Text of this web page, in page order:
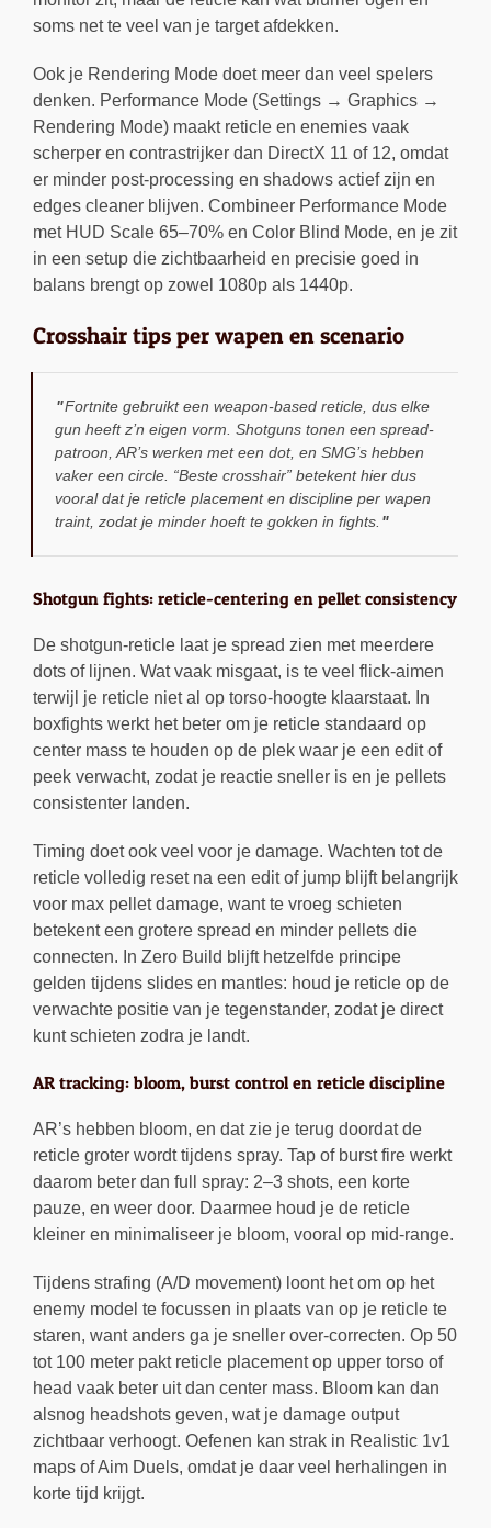
soms net te veel van je target afdekken.
Ook je Rendering Mode doet meer dan veel spelers
denken. Performance Mode (Settings → Graphics →
Rendering Mode) maakt reticle en enemies vaak
scherper en contrastrijker dan DirectX 11 of 12, omdat
er minder post-processing en shadows actief zijn en
edges cleaner blijven. Combineer Performance Mode
met HUD Scale 65–70% en Color Blind Mode, en je zit
in een setup die zichtbaarheid en precisie goed in
balans brengt op zowel 1080p als 1440p.
Crosshair tips per wapen en scenario
Fortnite gebruikt een weapon-based reticle, dus elke
gun heeft z’n eigen vorm. Shotguns tonen een spread-
patroon, AR’s werken met een dot, en SMG’s hebben
vaker een circle. “Beste crosshair” betekent hier dus
vooral dat je reticle placement en discipline per wapen
traint, zodat je minder hoeft te gokken in fights.
Shotgun fights: reticle-centering en pellet consistency
De shotgun-reticle laat je spread zien met meerdere
dots of lijnen. Wat vaak misgaat, is te veel flick-aimen
terwijl je reticle niet al op torso-hoogte klaarstaat. In
boxfights werkt het beter om je reticle standaard op
center mass te houden op de plek waar je een edit of
peek verwacht, zodat je reactie sneller is en je pellets
consistenter landen.
Timing doet ook veel voor je damage. Wachten tot de
reticle volledig reset na een edit of jump blijft belangrijk
voor max pellet damage, want te vroeg schieten
betekent een grotere spread en minder pellets die
connecten. In Zero Build blijft hetzelfde principe
gelden tijdens slides en mantles: houd je reticle op de
verwachte positie van je tegenstander, zodat je direct
kunt schieten zodra je landt.
AR tracking: bloom, burst control en reticle discipline
AR’s hebben bloom, en dat zie je terug doordat de
reticle groter wordt tijdens spray. Tap of burst fire werkt
daarom beter dan full spray: 2–3 shots, een korte
pauze, en weer door. Daarmee houd je de reticle
kleiner en minimaliseer je bloom, vooral op mid-range.
Tijdens strafing (A/D movement) loont het om op het
enemy model te focussen in plaats van op je reticle te
staren, want anders ga je sneller over-correcten. Op 50
tot 100 meter pakt reticle placement op upper torso of
head vaak beter uit dan center mass. Bloom kan dan
alsnog headshots geven, wat je damage output
zichtbaar verhoogt. Oefenen kan strak in Realistic 1v1
maps of Aim Duels, omdat je daar veel herhalingen in
korte tijd krijgt.